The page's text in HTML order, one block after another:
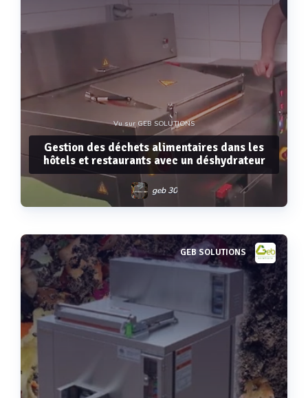
Vu sur GEB SOLUTIONS
Gestion des déchets alimentaires dans les
hôtels et restaurants avec un déshydrateur
geb 30
Voir plus GEB SOLUTIONS